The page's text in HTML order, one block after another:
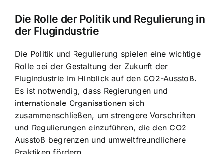
Die Rolle der Politik und Regulierung in
der Flugindustrie
Die Politik und Regulierung spielen eine wichtige
Rolle bei der Gestaltung der Zukunft der
Flugindustrie im Hinblick auf den CO2-Ausstoß.
Es ist notwendig, dass Regierungen und
internationale Organisationen sich
zusammenschließen, um strengere Vorschriften
und Regulierungen einzuführen, die den CO2-
Ausstoß begrenzen und umweltfreundlichere
Praktiken fördern.